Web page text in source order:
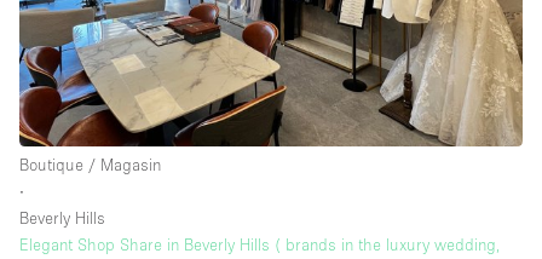
Boutique / Magasin
∙
Beverly Hills
Elegant Shop Share in Beverly Hills ( brands in the luxury wedding,